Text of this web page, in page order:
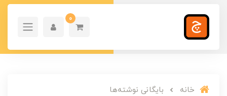
0
خانه
بایگانی نوشته‌ها